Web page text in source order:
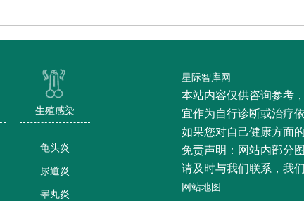
生殖感染
龟头炎
尿道炎
睾丸炎
星际智库网
本站内容仅供咨询参考
宜作为自行诊断或治疗
如果您对自己健康方面
免责声明：网站内部分
请及时与我们联系，我
网站地图